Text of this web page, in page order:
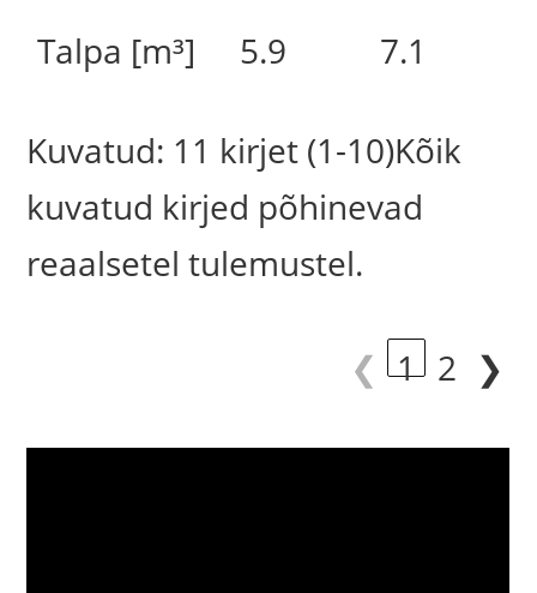
Talpa [m³]
5.9 7.1
Kuvatud: 11 kirjet (1-10)Kõik
kuvatud kirjed põhinevad
reaalsetel tulemustel.
❮ 1 2 ❯